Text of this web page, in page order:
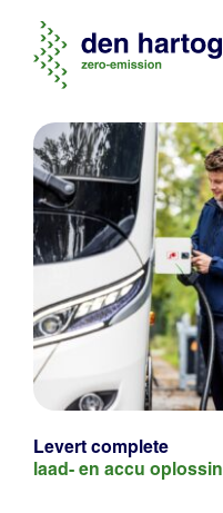
Levert complete
laad- en accu